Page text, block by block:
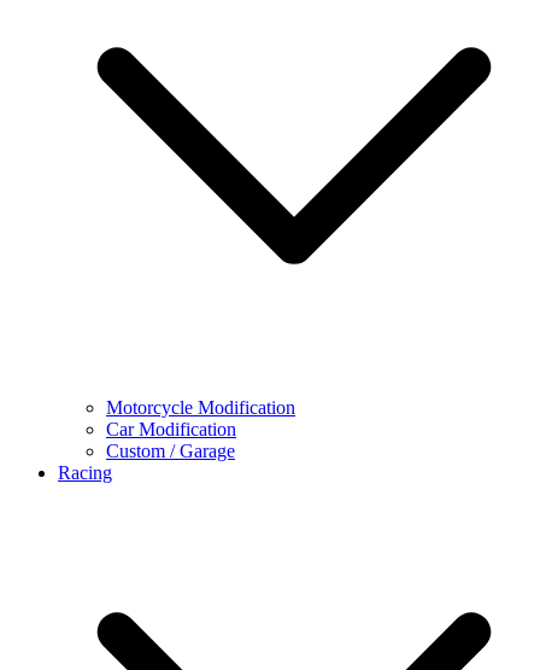
Motorcycle Modification
Car Modification
Custom / Garage
Racing